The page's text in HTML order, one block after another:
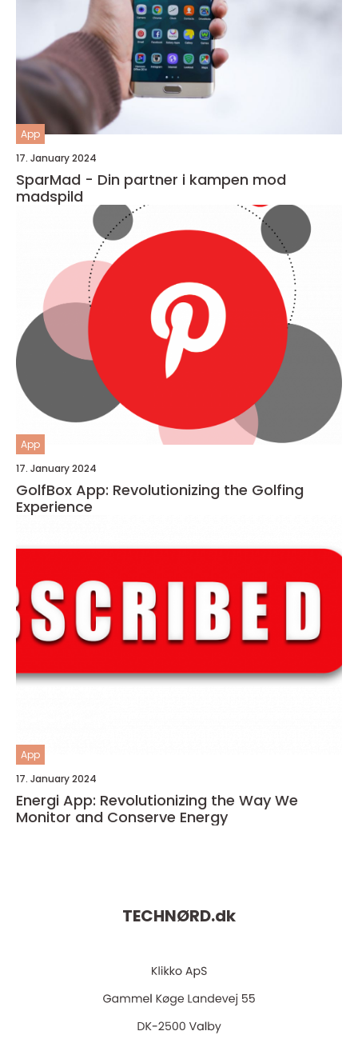
App
17. January 2024
SparMad - Din partner i kampen mod
madspild
App
17. January 2024
GolfBox App: Revolutionizing the Golfing
Experience
App
17. January 2024
Energi App: Revolutionizing the Way We
Monitor and Conserve Energy
TECHNØRD.dk